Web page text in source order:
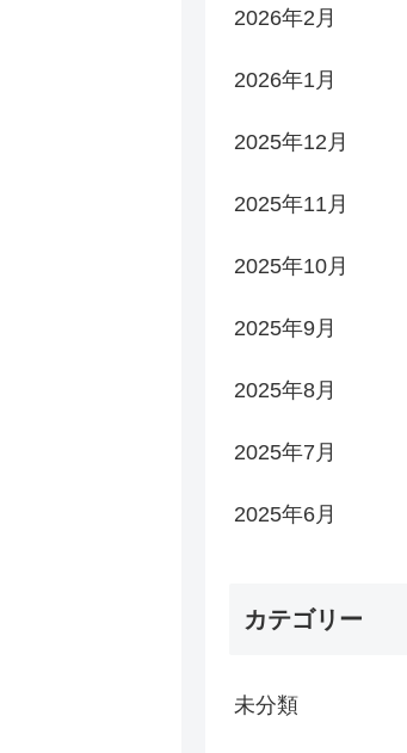
2026年2月
2026年1月
2025年12月
2025年11月
2025年10月
2025年9月
2025年8月
2025年7月
2025年6月
カテゴリー
未分類